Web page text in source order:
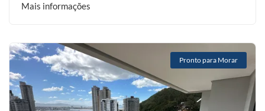
Mais informações
Pronto para Morar